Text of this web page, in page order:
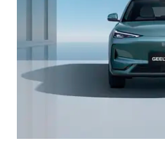
OKAVANGO
от 3 429 990 ₽*
Зарядные устройства
ФИНАНСЫ И УСЛУГИ
Советы по эксплуатации
ПОДДЕРЖКА
Помощь на дорогах